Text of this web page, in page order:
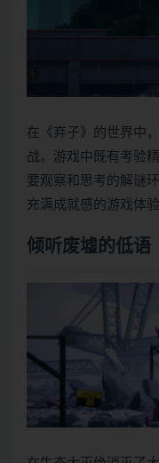
在《弃子》的世界中
战。游戏中既有考验
要观察和思考的解谜
充满成就感的游戏体验
倾听废墟的低语